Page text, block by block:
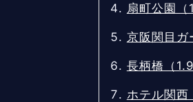
扇町公園（
京阪関目ガ
長柄橋（
ホテル関